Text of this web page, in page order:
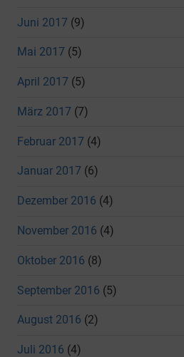
Juni 2017 (9)
Mai 2017 (5)
April 2017 (5)
März 2017 (7)
Februar 2017 (4)
Januar 2017 (6)
Dezember 2016 (4)
November 2016 (4)
Oktober 2016 (8)
September 2016 (5)
August 2016 (2)
Juli 2016 (4)